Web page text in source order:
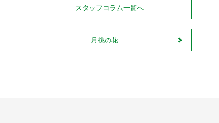
スタッフコラム一覧へ
月桃の花